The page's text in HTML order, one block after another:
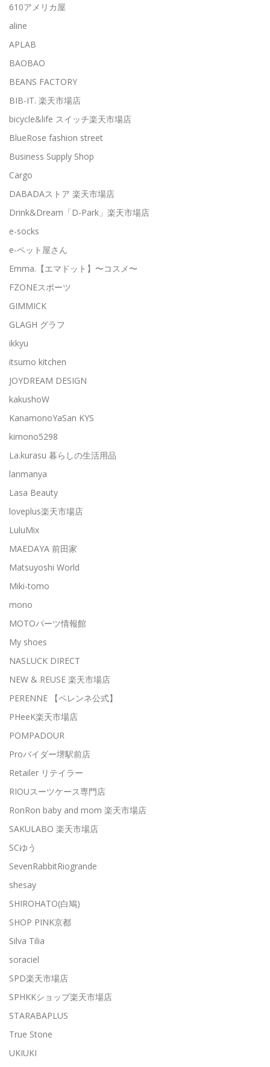
610アメリカ屋
aline
APLAB
BAOBAO
BEANS FACTORY
BIB-IT. 楽天市場店
bicycle&life スイッチ楽天市場店
BlueRose fashion street
Business Supply Shop
Cargo
DABADAストア 楽天市場店
Drink&Dream「D-Park」楽天市場店
e-socks
e-ペット屋さん
Emma.【エマドット】〜コスメ〜
FZONEスポーツ
GIMMICK
GLAGH グラフ
ikkyu
itsumo kitchen
JOYDREAM DESIGN
kakushoW
KanamonoYaSan KYS
kimono5298
La.kurasu 暮らしの生活用品
lanmanya
Lasa Beauty
loveplus楽天市場店
LuluMix
MAEDAYA 前田家
Matsuyoshi World
Miki-tomo
mono
MOTOパーツ情報館
My shoes
NASLUCK DIRECT
NEW & REUSE 楽天市場店
PERENNE 【ペレンネ公式】
PHeeK楽天市場店
POMPADOUR
Proバイダー堺駅前店
Retailer リテイラー
RIOUスーツケース専門店
RonRon baby and mom 楽天市場店
SAKULABO 楽天市場店
SCゆう
SevenRabbitRiogrande
shesay
SHIROHATO(白鳩)
SHOP PINK京都
Silva Tilia
soraciel
SPD楽天市場店
SPHKKショップ楽天市場店
STARABAPLUS
True Stone
UKIUKI